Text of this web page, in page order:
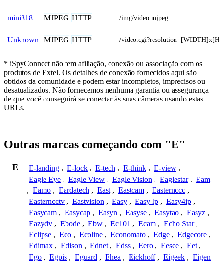
mini318 MJPEG HTTP /img/video.mjpeg
Unknown MJPEG HTTP /
* iSpyConnect não tem afiliação, conexão ou associação com os
produtos de Extel. Os detalhes de conexão fornecidos aqui são
obtidos da comunidade e podem estar incompletos, imprecisos ou
desatualizados. Não fornecemos nenhuma garantia ou assegurança
de que você conseguirá se conectar às suas câmeras usando estas
URLs.
Outras marcas começando com "E"
E E-landing , E-lock , E-tech , E-think , E-view ,
Eagle Eye , Eagle View , Eagle Vision , Eaglestar , Eam
, Eamo , Eardatech , East , Eastcam , Easternccc ,
Easterncctv , Eastvision , Easy , Easy Ip , Easy4ip ,
Easycam , Easycap , Easyn , Easyse , Easytao , Easyz ,
Eazydv , Ebode , Ebw , Ec101 , Ecam , Echo Star ,
Eclipse , Eco , Ecoline , Economato , Edge , Edgecore ,
Edimax , Edison , Ednet , Edss , Eero , Eesee , Eet ,
Ego , Egpis , Eguard , Ehea , Eickhoff , Eigeek , Eigen